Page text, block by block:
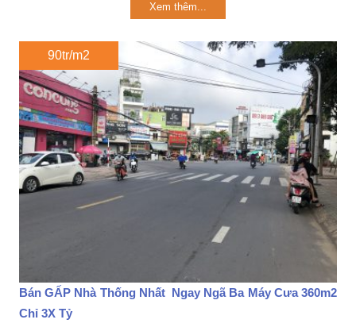
Xem thêm...
90tr/m2
Bán GẤP Nhà Thống Nhất Ngay Ngã Ba Máy Cưa 360m2
Chỉ 3X Tỷ